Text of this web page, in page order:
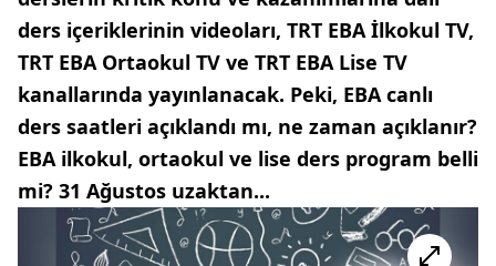
ders içeriklerinin videoları, TRT EBA İlkokul TV,
TRT EBA Ortaokul TV ve TRT EBA Lise TV
kanallarında yayınlanacak. Peki, EBA canlı
ders saatleri açıklandı mı, ne zaman açıklanır?
EBA ilkokul, ortaokul ve lise ders program belli
mi? 31 Ağustos uzaktan...